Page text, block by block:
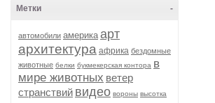
-
Метки
автомобили америка арт
архитектура африка бездомные
животные белки букмекерская контора в
мире животных ветер
странствий видео вороны высотка